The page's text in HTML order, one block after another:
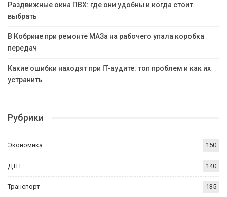
Раздвижные окна ПВХ: где они удобны и когда стоит
выбрать
В Кобрине при ремонте МАЗа на рабочего упала коробка
передач
Какие ошибки находят при IT-аудите: топ проблем и как их
устранить
Рубрики
Экономика 150
ДТП 140
Транспорт 135